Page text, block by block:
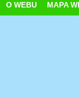
MAPA
O WEBU